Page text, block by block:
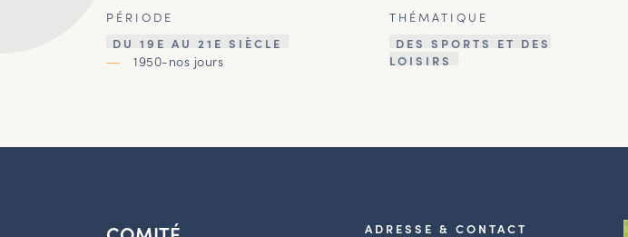
PÉRIODE
DU 19E AU 21E SIÈCLE
1950-nos jours
THÉMATIQUE
DES SPORTS ET DES
LOISIRS
ADRESSE & CONTACT